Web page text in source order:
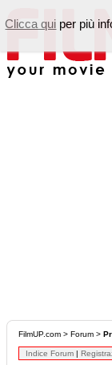
FilmUP.com > Forum >
Indice Forum |
Clicca qui per più